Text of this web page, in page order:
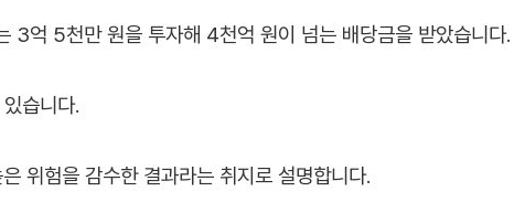
3억 5천만 원을 투자해 4천억 원이 넘는 배당금을 받았습니다.
습니다.
위험을 감수한 결과라는 취지로 설명합니다.